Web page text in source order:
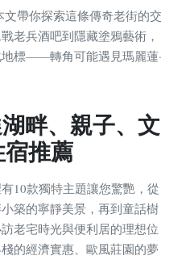
帶你探索這條傳奇老街的交
老兵酒吧到隱藏塗鴉藝術，
標——轉角可能遇見瑪麗蓮·
畔、親子、文
推薦
10款獨特主題讓您驚艷，從
築的寧靜美景，再到童話樹
老宅時光與便利居的理想位
的經濟實惠、歐風莊園的夢